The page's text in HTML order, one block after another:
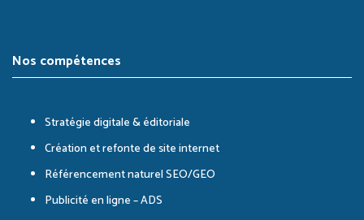
Nos compétences
Stratégie digitale & éditoriale
Création et refonte de site internet
Référencement naturel SEO/GEO
Publicité en ligne – ADS